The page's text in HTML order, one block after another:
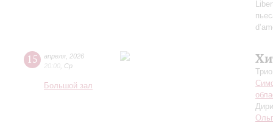
15 апреля 2026
20:00 Ср
Большой зал